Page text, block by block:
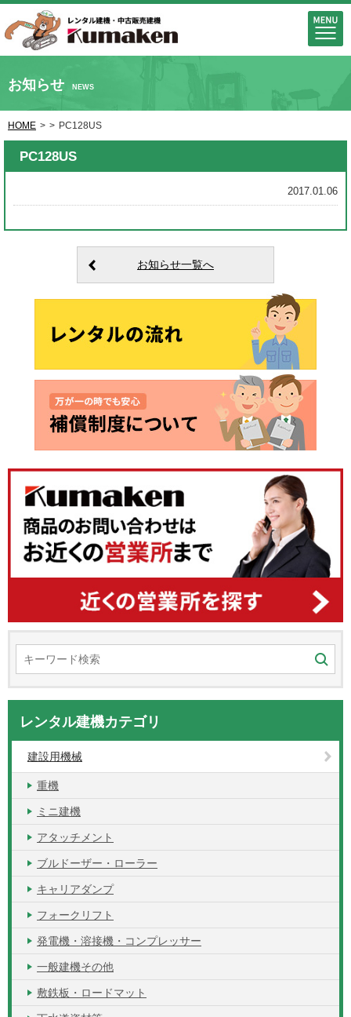
お知らせ NEWS
HOME > > PC128US
PC128US
2017.01.06
お知らせ一覧へ
レンタル建機カテゴリ
建設用機械
重機
ミニ建機
アタッチメント
ブルドーザー・ローラー
キャリアダンプ
フォークリフト
発電機・溶接機・コンプレッサー
一般建機その他
敷鉄板・ロードマット